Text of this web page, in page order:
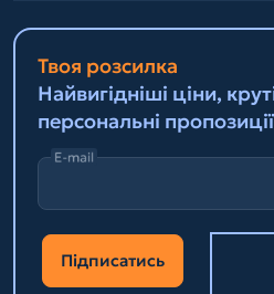
Твоя розсилка
Найвигідніші ціни,
персональні
E-mail
Підписатись